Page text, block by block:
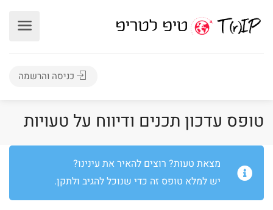
כניסה והרשמה
טופס עדכון תכנים ודיווח על טעויות
מצאת טעות? רוצים להאיר את עינינו?
יש למלא טופס זה כדי שנוכל להגיב ולתקן.